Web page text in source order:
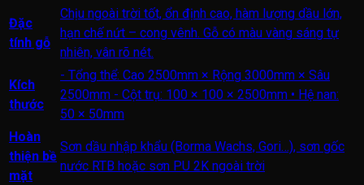
Đặc
tính gỗ
Chịu ngoài trời tốt, ổn định cao, hàm lượng dầu lớn,
hạn chế nứt – cong vênh. Gỗ có màu vàng sáng tự
nhiên, vân rõ nét.
Kích
thước
- Tổng thể: Cao 2500mm × Rộng 3000mm × Sâu
2500mm - Cột trụ: 100 × 100 × 2500mm • Hệ nan:
50 × 50mm
Hoàn
thiện bề
mặt
Sơn dầu nhập khẩu (Borma Wachs, Gori…), sơn gốc
nước RTB hoặc sơn PU 2K ngoài trời